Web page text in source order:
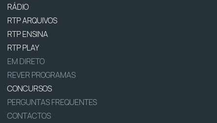
RÁDIO
RTP ARQUIVOS
RTP ENSINA
RTP PLAY
EM DIRETO
REVER PROGRAMAS
CONCURSOS
PERGUNTAS FREQUENTES
CONTACTOS